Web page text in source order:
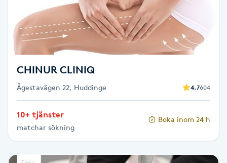
Kostrådgivning
Kroppsinpackning
Kärlbehandling
L
CHINUR CLINIQ
Ågestavägen 22, Huddinge 4.7604
10+ tjänster
matchar sökning
Boka inom 24 h